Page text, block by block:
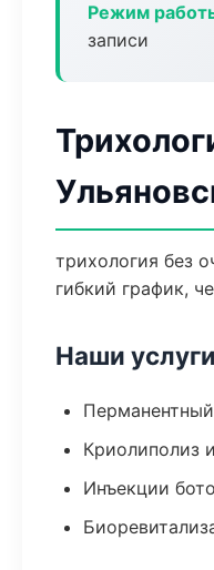
Режим
записи
трихология без
гибкий график,
Наши услуги
Криолиполиз
Инъекции